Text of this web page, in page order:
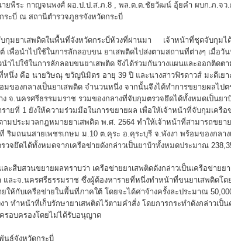
ยพีระ กาญจนพงศ์ ผอ.ป.ป.ส.ภ.8 , พล.ต.ต.ชัยวัฒน์ อุ้ยคำ ผบก.ภ.จว
กระบี่ ณ สถานีตำรวจภูธรจังหวัดกระบี่
กุมยาเสพติดในพื้นที่จังหวัดกระบี่ห้วงที่ผ่านมา เจ้าหน้าที่ชุดจับกุมไ
เพื่อนำไปใช้ในการลักลอบขน ยาเสพติดไปส่งตามสถานที่ต่างๆ เมื่อวั
ำไปใช้ในการลักลอบขนยาเสพติด จึงได้ร่วมกันวางแผนและออกติด
หนึ่ง คือ นายวิษณุ ขวัญนิมิตร อายุ 39 ปี และนางสาวฟิรดาวส์ มะดีเย
มของกลางเป็นยาเสพติด จำนวนหนึ่ง จากนั้นจึงได้ทำการขยายผลไ
จ.นครศรีธรรมมราช รวมของกลางที่จับกุมตรวจยึดได้ทั้งหมดเป็นย
ายที่ 1 ยังให้ความร่วมมือในการขยายผล เพื่อให้เจ้าหน้าที่จับกุมเครื
มประมวลกฎหมายยาเสพติด พ.ศ. 2564 ทำให้เจ้าหน้าที่สามารถขย
ริมถนนสายเพชรเกษม ม.10 ต.คุระ อ.คุระบุรี จ.พังงา พร้อมของกลาง
จยึดได้ทั้งหมดจากเครือข่ายดังกล่าวเป็นยาบ้าทั้งหมดประมาณ
ะสืบสวนขยายผลทราบว่า เครือข่ายยาเสพติดดังกล่าวเป็นเครือข่าย
และจ.นครศรีธรรมราช ซึ่งผู้ต้องหารายที่หนึ่งทำหน้าที่ขนยาเสพติดโ
ให้กับเครือข่ายในพื้นที่ภาคใต้ โดยจะได้ค่าจ้างครั้งละประมาณ
า ทำหน้าที่เก็บรักษายาเสพติดไว้ตามคำสั่ง โดยการกระทำดังกล่าวเ
รอบครองโดยไม่ได้รับอนุญาต
นธ์จังหวัดกระบี่